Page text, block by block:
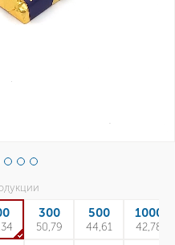
300
50,79
500
44,61
1000
42,78